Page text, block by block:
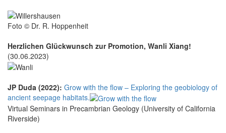
Foto © Dr. R. Hoppenheit
Herzlichen Glückwunsch zur Promotion, Wanli Xiang!
(30.06.2023)
JP Duda (2022): Grow with the flow – Exploring the geobiology of
ancient seepage habitats.
Virtual Seminars in Precambrian Geology (University of California
Riverside)